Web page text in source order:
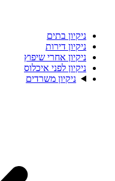
ניקיון בתים
ניקיון דירות
ניקיון אחרי שיפוץ
ניקיון לפני איכלוס
ניקיון משרדים